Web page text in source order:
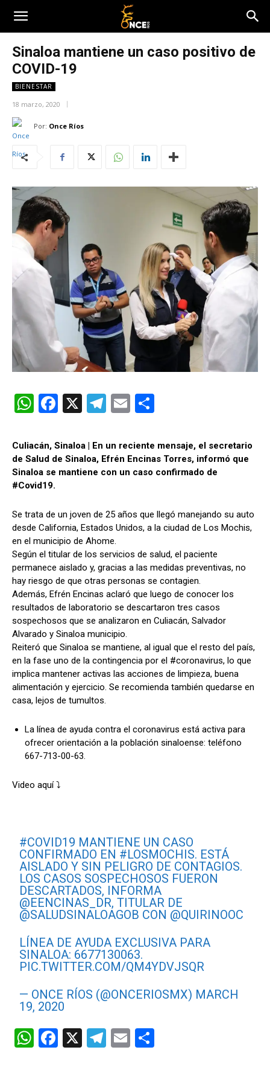
Sinaloa mantiene un caso positivo de
COVID-19
BIENESTAR
18 marzo, 2020
Por: Once Ríos
W
at
s
A
p
F
ce
b
o
k
X
T
e
gr
a
E
ail m
p
ar
Culiacán, Sinaloa | En un reciente mensaje, el secretario
de Salud de Sinaloa, Efrén Encinas Torres, informó que
Sinaloa se mantiene con un caso confirmado de
#Covid19.
Se trata de un joven de 25 años que llegó manejando su auto
desde California, Estados Unidos, a la ciudad de Los Mochis,
en el municipio de Ahome.
Según el titular de los servicios de salud, el paciente
permanece aislado y, gracias a las medidas preventivas, no
hay riesgo de que otras personas se contagien.
Además, Efrén Encinas aclaró que luego de conocer los
resultados de laboratorio se descartaron tres casos
sospechosos que se analizaron en Culiacán, Salvador
Alvarado y Sinaloa municipio.
Reiteró que Sinaloa se mantiene, al igual que el resto del país,
en la fase uno de la contingencia por el #coronavirus, lo que
implica mantener activas las acciones de limpieza, buena
alimentación y ejercicio. Se recomienda también quedarse en
casa, lejos de tumultos.
La línea de ayuda contra el coronavirus está activa para
ofrecer orientación a la población sinaloense: teléfono
667-713-00-63.
Video aquí ⤵️
#COVID19 MANTIENE UN CASO
CONFIRMADO EN #LOSMOCHIS. ESTÁ
AISLADO Y SIN PELIGRO DE CONTAGIOS.
LOS CASOS SOSPECHOSOS FUERON
DESCARTADOS, INFORMA
@EENCINAS_DR, TITULAR DE
@SALUDSINALOAGOB CON @QUIRINOOC
LÍNEA DE AYUDA EXCLUSIVA PARA
SINALOA: 6677130063.
PIC.TWITTER.COM/QM4YDVJSQR
— ONCE RÍOS (@ONCERIOSMX) MARCH
19, 2020
W F
X
T
E